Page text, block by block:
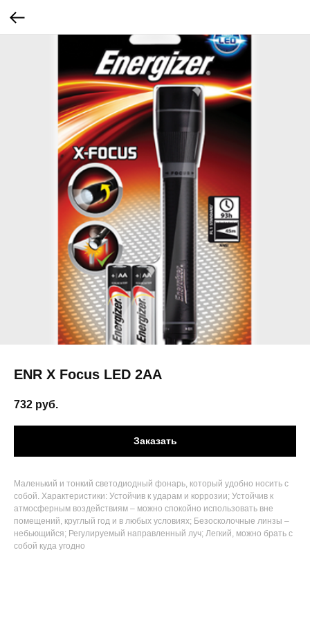
ENR X Focus LED 2AA
732 руб.
Заказать
Маленький и тонкий светодиодный фонарь, который удобно носить с
собой. Характеристики: Устойчив к ударам и коррозии; Устойчив к
атмосферным воздействиям – можно спокойно использовать вне
помещений, круглый год и в любых условиях; Безосколочные линзы –
небьющийся; Регулируемый направленный луч; Легкий, можно брать с
собой куда угодно